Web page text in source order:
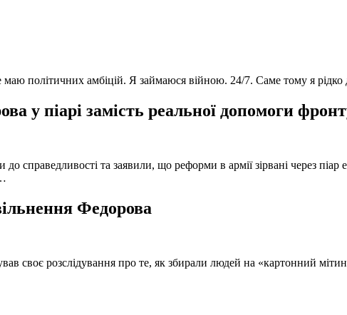
маю політичних амбіцій. Я займаюся війною. 24/7. Саме тому я
у піарі замість реальної допомоги
справедливості та заявили, що реформи в армії зірвані через
Федорова
своє розслідування про те, як збирали людей на «картонний